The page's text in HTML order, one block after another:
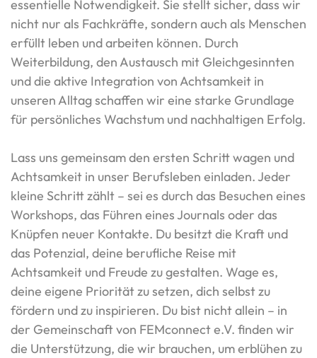
essentielle Notwendigkeit. Sie stellt sicher, dass wir
nicht nur als Fachkräfte, sondern auch als Menschen
erfüllt leben und arbeiten können. Durch
Weiterbildung, den Austausch mit Gleichgesinnten
und die aktive Integration von Achtsamkeit in
unseren Alltag schaffen wir eine starke Grundlage
für persönliches Wachstum und nachhaltigen Erfolg.
Lass uns gemeinsam den ersten Schritt wagen und
Achtsamkeit in unser Berufsleben einladen. Jeder
kleine Schritt zählt – sei es durch das Besuchen eines
Workshops, das Führen eines Journals oder das
Knüpfen neuer Kontakte. Du besitzt die Kraft und
das Potenzial, deine berufliche Reise mit
Achtsamkeit und Freude zu gestalten. Wage es,
deine eigene Priorität zu setzen, dich selbst zu
fördern und zu inspirieren. Du bist nicht allein – in
der Gemeinschaft von FEMconnect e.V. finden wir
die Unterstützung, die wir brauchen, um erblühen zu